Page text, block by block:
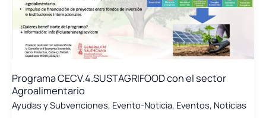
Programa CECV.4.SUSTAGRIFOOD con el sector
Agroalimentario
Ayudas y Subvenciones, Evento-Noticia, Eventos, Noticias